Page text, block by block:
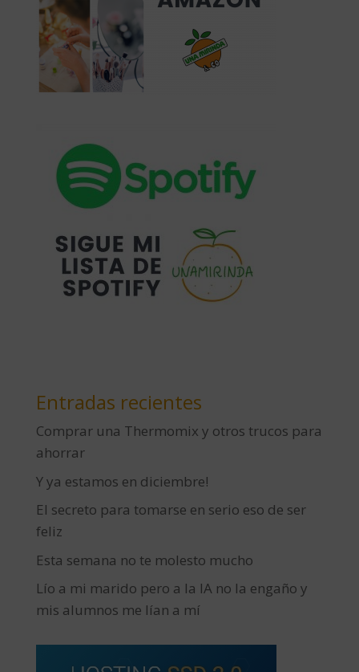
Entradas recientes
Comprar una Thermomix y otros trucos para
ahorrar
Y ya estamos en diciembre!
El secreto para tomarse en serio eso de ser
feliz
Esta semana no te molesto mucho
Lío a mi marido pero a la IA no la engaño y
mis alumnos me lían a mí